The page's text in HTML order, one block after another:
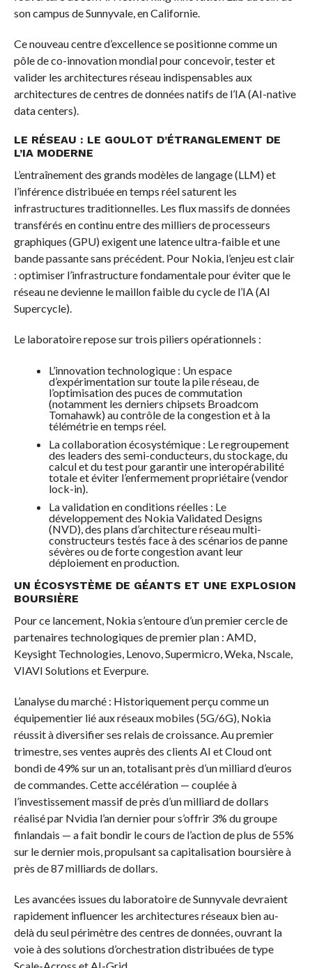
son campus de Sunnyvale, en Californie.
Ce nouveau centre d’excellence se positionne comme un
pôle de co-innovation mondial pour concevoir, tester et
valider les architectures réseau indispensables aux
architectures de centres de données natifs de l’IA (AI-native
data centers).
LE RÉSEAU : LE GOULOT D’ÉTRANGLEMENT DE
L’IA MODERNE
L’entraînement des grands modèles de langage (LLM) et
l’inférence distribuée en temps réel saturent les
infrastructures traditionnelles. Les flux massifs de données
transférés en continu entre des milliers de processeurs
graphiques (GPU) exigent une latence ultra-faible et une
bande passante sans précédent. Pour Nokia, l’enjeu est clair
: optimiser l’infrastructure fondamentale pour éviter que le
réseau ne devienne le maillon faible du cycle de l’IA (AI
Supercycle).
Le laboratoire repose sur trois piliers opérationnels :
L’innovation technologique : Un espace
d’expérimentation sur toute la pile réseau, de
l’optimisation des puces de commutation
(notamment les derniers chipsets Broadcom
Tomahawk) au contrôle de la congestion et à la
télémétrie en temps réel.
La collaboration écosystémique : Le regroupement
des leaders des semi-conducteurs, du stockage, du
calcul et du test pour garantir une interopérabilité
totale et éviter l’enfermement propriétaire (vendor
lock-in).
La validation en conditions réelles : Le
développement des Nokia Validated Designs
(NVD), des plans d’architecture réseau multi-
constructeurs testés face à des scénarios de panne
sévères ou de forte congestion avant leur
déploiement en production.
UN ÉCOSYSTÈME DE GÉANTS ET UNE EXPLOSION
BOURSIÈRE
Pour ce lancement, Nokia s’entoure d’un premier cercle de
partenaires technologiques de premier plan : AMD,
Keysight Technologies, Lenovo, Supermicro, Weka, Nscale,
VIAVI Solutions et Everpure.
L’analyse du marché : Historiquement perçu comme un
équipementier lié aux réseaux mobiles (5G/6G), Nokia
réussit à diversifier ses relais de croissance. Au premier
trimestre, ses ventes auprès des clients AI et Cloud ont
bondi de 49% sur un an, totalisant près d’un milliard d’euros
de commandes. Cette accélération — couplée à
l’investissement massif de près d’un milliard de dollars
réalisé par Nvidia l’an dernier pour s’offrir 3% du groupe
finlandais — a fait bondir le cours de l’action de plus de 55%
sur le dernier mois, propulsant sa capitalisation boursière à
près de 87 milliards de dollars.
Les avancées issues du laboratoire de Sunnyvale devraient
rapidement influencer les architectures réseaux bien au-
delà du seul périmètre des centres de données, ouvrant la
voie à des solutions d’orchestration distribuées de type